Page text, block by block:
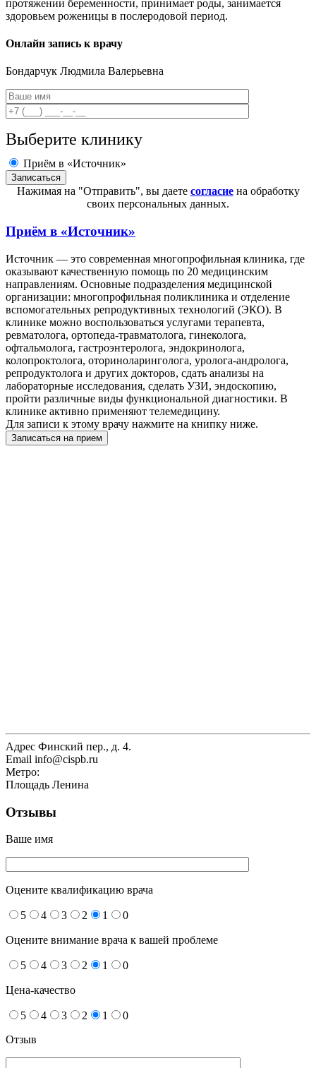
протяжении беременности, принимает роды, занимается
здоровьем роженицы в послеродовой период.
Онлайн запись к врачу
Бондарчук Людмила Валерьевна
Выберите клинику
Приём в «Источник»
Нажимая на "Отправить", вы даете согласиена обработку
своих персональных данных.
Приём в «Источник»
Источник — это современная многопрофильная клиника, где
оказывают качественную помощь по 20 медицинским
направлениям. Основные подразделения медицинской
организации: многопрофильная поликлиника и отделение
вспомогательных репродуктивных технологий (ЭКО). В
клинике можно воспользоваться услугами терапевта,
ревматолога, ортопеда-травматолога, гинеколога,
офтальмолога, гастроэнтеролога, эндокринолога,
колопроктолога, оториноларинголога, уролога-андролога,
репродуктолога и других докторов, сдать анализы на
лабораторные исследования, сделать УЗИ, эндоскопию,
пройти различные виды функциональной диагностики. В
клинике активно применяют телемедицину.
Для записи к этому врачу нажмите на книпку ниже.
Записаться на прием
Адрес Финский пер., д. 4.
Email info@cispb.ru
Метро:
Площадь Ленина
Отзывы
Ваше имя
Оцените квалификацию врача
5 4 3 2 1 0
Оцените внимание врача к вашей проблеме
5 4 3 2 1 0
Цена-качество
5 4 3 2 1
0
Отзыв